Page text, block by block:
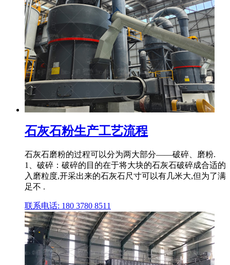
石灰石粉生产工艺流程
石灰石磨粉的过程可以分为两大部分——破碎、磨粉.
1、破碎：破碎的目的在于将大块的石灰石破碎成合适的
入磨粒度,开采出来的石灰石尺寸可以有几米大,但为了满
足不 .
联系电话: 180 3780 8511